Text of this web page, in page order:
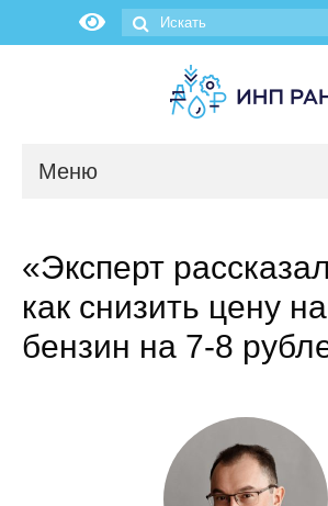
Меню
Об институте
Администрация
Сотрудники
«Эксперт
как снизить цену на
бензин на 7-8